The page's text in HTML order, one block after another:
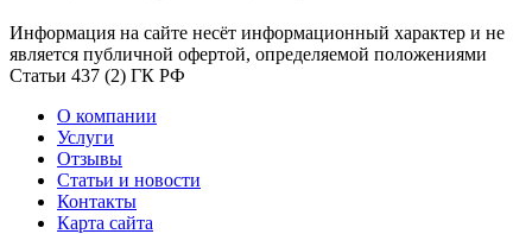
Информация на сайте несёт информационный характер и не
является публичной офертой, определяемой положениями
Статьи 437 (2) ГК РФ
О компании
Услуги
Отзывы
Статьи и новости
Контакты
Карта сайта